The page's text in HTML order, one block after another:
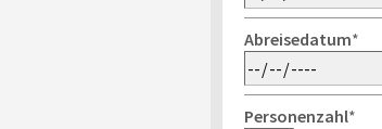
Abreisedatum*
Personenzahl*